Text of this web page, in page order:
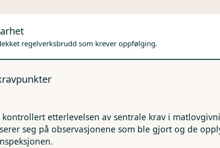
regelverksbrudd som krever oppfølging.
etterlevelsen av sentrale krav i
seg på observasjonene som ble gjort og de